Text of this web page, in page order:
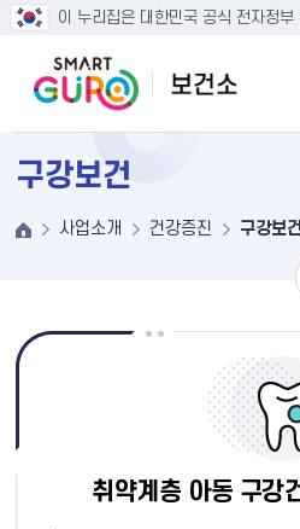
이 누리집은 대한민국 공식 전자정부
본문 바로
구강보건
사업소개 건강증진 구강보건
취약계층 아동 구강